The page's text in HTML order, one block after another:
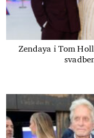
Zendaya i Tom